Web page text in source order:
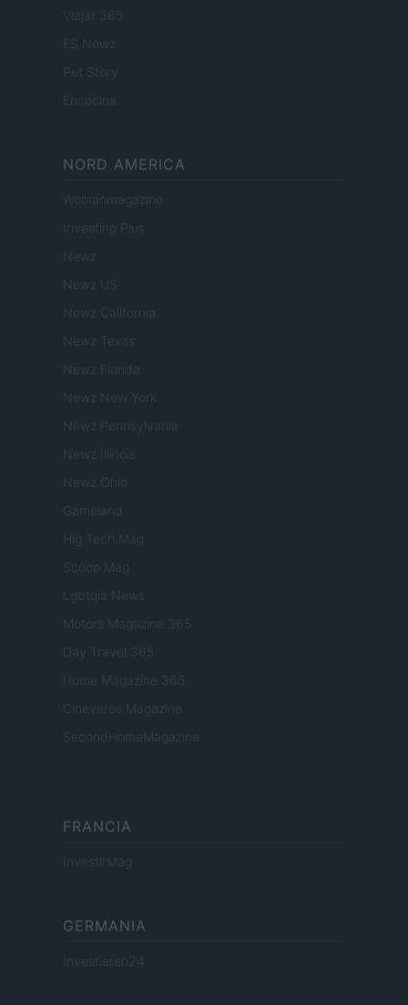
Viajar 365
ES Newz
Encocina
NORD AMERICA
Womanmagazine
Investing Plus
Newz
Newz US
Newz California
Newz Texas
Newz Florida
Newz New York
Newz Pennsylvania
Newz Illinois
Newz Ohio
Gameland
Hig Tech Mag
Scoop Mag
Lgbtqia News
Motors Magazine 365
Day Travel 365
Home Magazine 365
Cineverse Magazine
SecondHomeMagazine
FRANCIA
InvestirMag
GERMANIA
Investieren24